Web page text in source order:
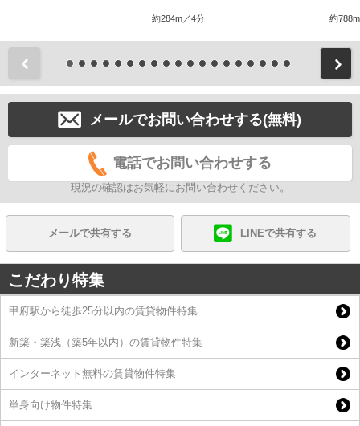
約284m／4分 約
メールでお問い合わせする(無料)
電話でお問い合わせする
現況の確認はお気軽にお問い合わせください。
メールで共有する LINEで共有する
こだわり特集
甲府駅から徒歩25分以内の賃貸物件特集
新築・築浅（築5年以内）の賃貸物件特集
インターネット無料の賃貸物件特集
単身向け物件特集